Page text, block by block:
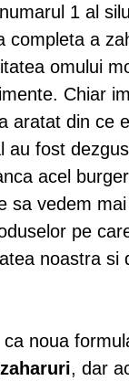
1 al
completa a
omului
Chiar
aratat din ce
au fost
acel
sa vedem
pe
noastra si
noua
, dar